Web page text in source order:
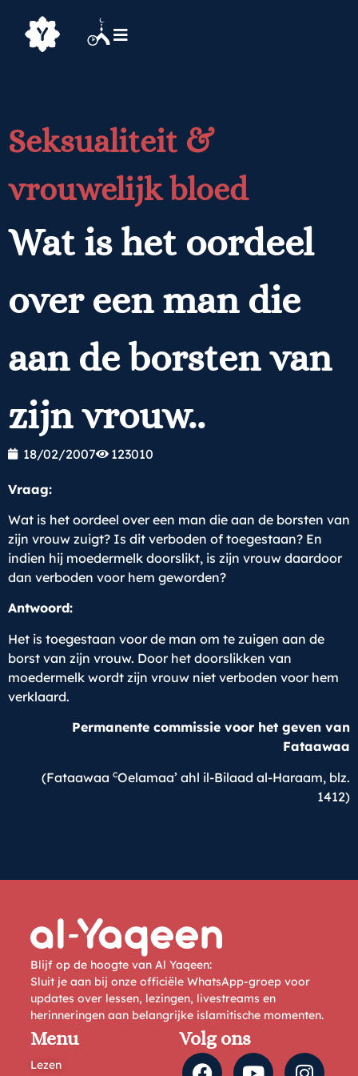
Seksualiteit &
vrouwelijk bloed
Wat is het oordeel
over een man die
aan de borsten van
zijn vrouw..
18/02/2007 123010
Vraag:
Wat is het oordeel over een man die aan de borsten van
zijn vrouw zuigt? Is dit verboden of toegestaan? En
indien hij moedermelk doorslikt, is zijn vrouw daardoor
dan verboden voor hem geworden?
Antwoord:
Het is toegestaan voor de man om te zuigen aan de
borst van zijn vrouw. Door het doorslikken van
moedermelk wordt zijn vrouw niet verboden voor hem
verklaard.
Permanente commissie voor het geven van
Fataawaa
(Fataawaa cOelamaa’ ahl il-Bilaad al-Haraam, blz.
1412)
Blijf op de hoogte van Al Yaqeen:
Sluit je aan bij onze officiële WhatsApp-groep voor
updates over lessen, lezingen, livestreams en
herinneringen aan belangrijke islamitische momenten.
Menu
Lezen
Volg ons